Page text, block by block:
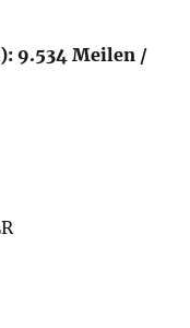
9.534 Meilen /
längsten Flüge der